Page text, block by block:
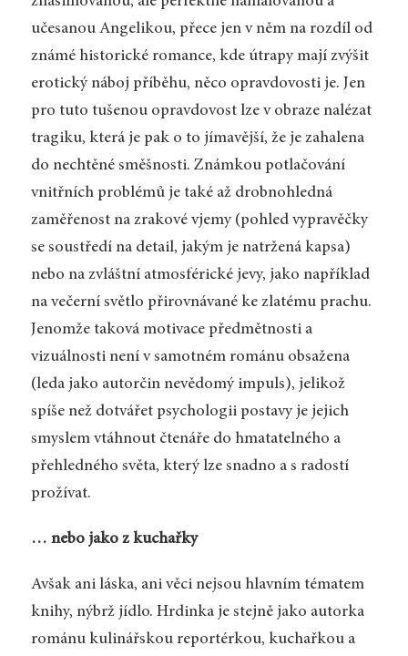
učesanou Angelikou, přece jen v něm na rozdíl od
známé historické romance, kde útrapy mají zvýšit
erotický náboj příběhu, něco opravdovosti je. Jen
pro tuto tušenou opravdovost lze v obraze nalézat
tragiku, která je pak o to jímavější, že je zahalena
do nechtěné směšnosti. Známkou potlačování
vnitřních problémů je také až drobnohledná
zaměřenost na zrakové vjemy (pohled vypravěčky
se soustředí na detail, jakým je natržená kapsa)
nebo na zvláštní atmosférické jevy, jako například
na večerní světlo přirovnávané ke zlatému prachu.
Jenomže taková motivace předmětnosti a
vizuálnosti není v samotném románu obsažena
(leda jako autorčin nevědomý impuls), jelikož
spíše než dotvářet psychologii postavy je jejich
smyslem vtáhnout čtenáře do hmatatelného a
přehledného světa, který lze snadno a s radostí
prožívat.
… nebo jako z kuchařky
Avšak ani láska, ani věci nejsou hlavním tématem
knihy, nýbrž jídlo. Hrdinka je stejně jako autorka
románu kulinářskou reportérkou, kuchařkou a